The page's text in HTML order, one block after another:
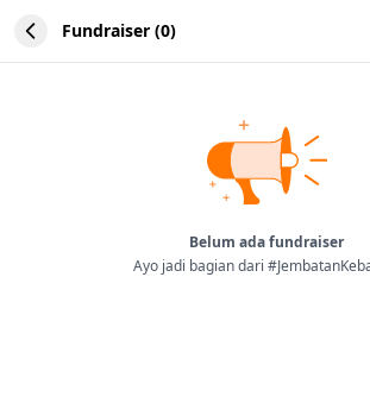
Fundraiser (0)
Belum ada fundraiser
Ayo jadi bagian dari